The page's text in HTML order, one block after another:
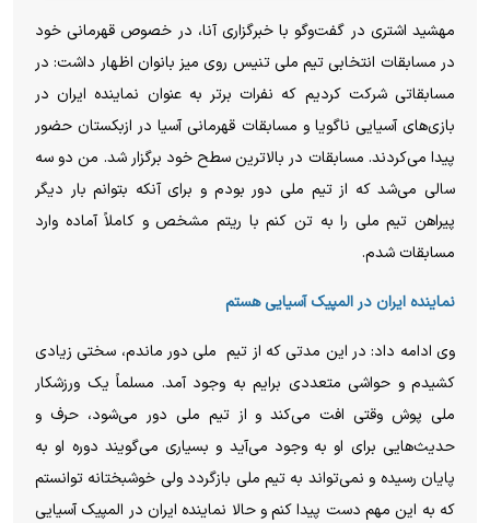
مهشید اشتری در گفت‌و‌گو با خبرگزاری آنا، در خصوص قهرمانی خود
در مسابقات انتخابی تیم ملی تنیس روی میز بانوان اظهار داشت: در
مسابقاتی شرکت کردیم که نفرات برتر به عنوان نماینده ایران در
بازی‌های آسیایی ناگویا و مسابقات قهرمانی آسیا در ازبکستان حضور
پیدا می‌کردند. مسابقات در بالاترین سطح خود برگزار شد. من دو سه
سالی می‌شد که از تیم ملی دور بودم و برای آنکه بتوانم بار دیگر
پیراهن تیم ملی را به تن کنم با ریتم مشخص و کاملاً آماده وارد
مسابقات شدم.
نماینده ایران در المپیک آسیایی هستم
وی ادامه داد: در این مدتی که از تیم ملی دور ماندم، سختی زیادی
کشیدم و حواشی متعددی برایم به وجود آمد. مسلماً یک ورزشکار
ملی پوش وقتی افت می‌کند و از تیم ملی دور می‌شود، حرف و
حدیث‌هایی برای او به وجود می‌آید و بسیاری می‌گویند دوره او به
پایان رسیده و نمی‌تواند به تیم ملی بازگردد ولی خوشبختانه توانستم
که به این مهم دست پیدا کنم و حالا نماینده ایران در المپیک آسیایی